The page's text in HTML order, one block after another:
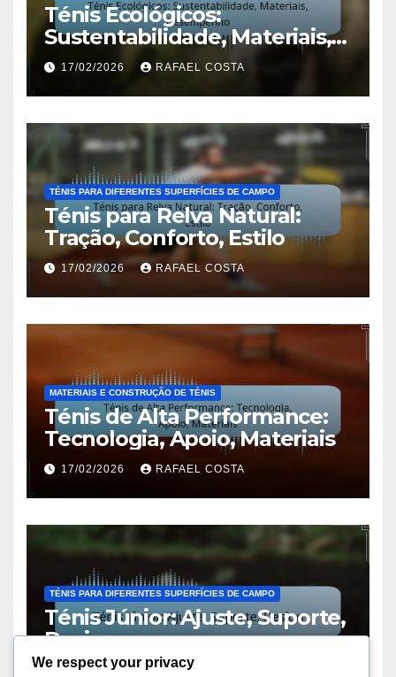
Ténis Ecológicos:
Sustentabilidade, Materiais,
Desempenho
17/02/2026 RAFAEL COSTA
TÉNIS PARA DIFERENTES SUPERFÍCIES DE CAMPO
Ténis para Relva Natural:
Tração, Conforto, Estilo
17/02/2026 RAFAEL COSTA
MATERIAIS E CONSTRUÇÃO DE TÉNIS
Ténis de Alta Performance:
Tecnologia, Apoio, Materiais
17/02/2026 RAFAEL COSTA
TÉNIS PARA DIFERENTES SUPERFÍCIES DE CAMPO
Ténis Júnior: Ajuste, Suporte,
Design
17/02/2026 RAFAEL COSTA
We respect your privacy